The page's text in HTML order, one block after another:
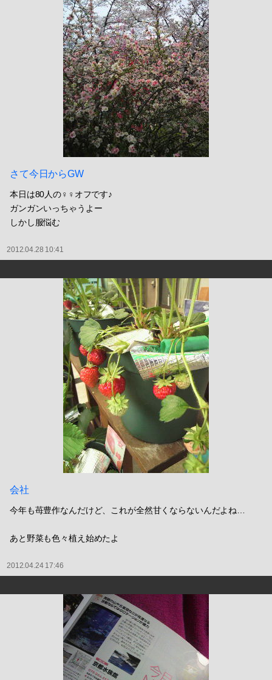
さて今日からGW
本日は80人の♀♀オフです♪
ガンガンいっちゃうよー
しかし服悩む
2012.04.28 10:41
会社
今年も苺豊作なんだけど、これが全然甘くならないんだよね…
あと野菜も色々植え始めたよ
2012.04.24 17:46